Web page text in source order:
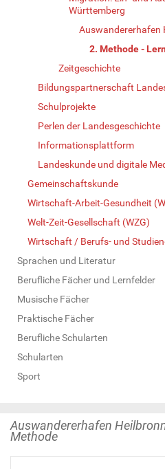
Württemberg
Auswandererhafen
2. Methode -
Zeitgeschichte
Bildungspartnerschaft
Schulprojekte
Perlen der Landesgeschichte
Informationsplattform
Landeskunde und digitale
Gemeinschaftskunde
Wirtschaft-Arbeit-Gesundheit
Welt-Zeit-Gesellschaft (WZG)
Wirtschaft / Berufs- und
Sprachen und Literatur
Berufliche Fächer und Lernfelder
Musische Fächer
Praktische Fächer
Berufliche Schularten
Schularten
Sport
Auswandererhafen
Methode